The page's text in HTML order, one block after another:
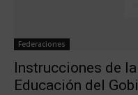
Federaciones
Instrucciones de
Educación del